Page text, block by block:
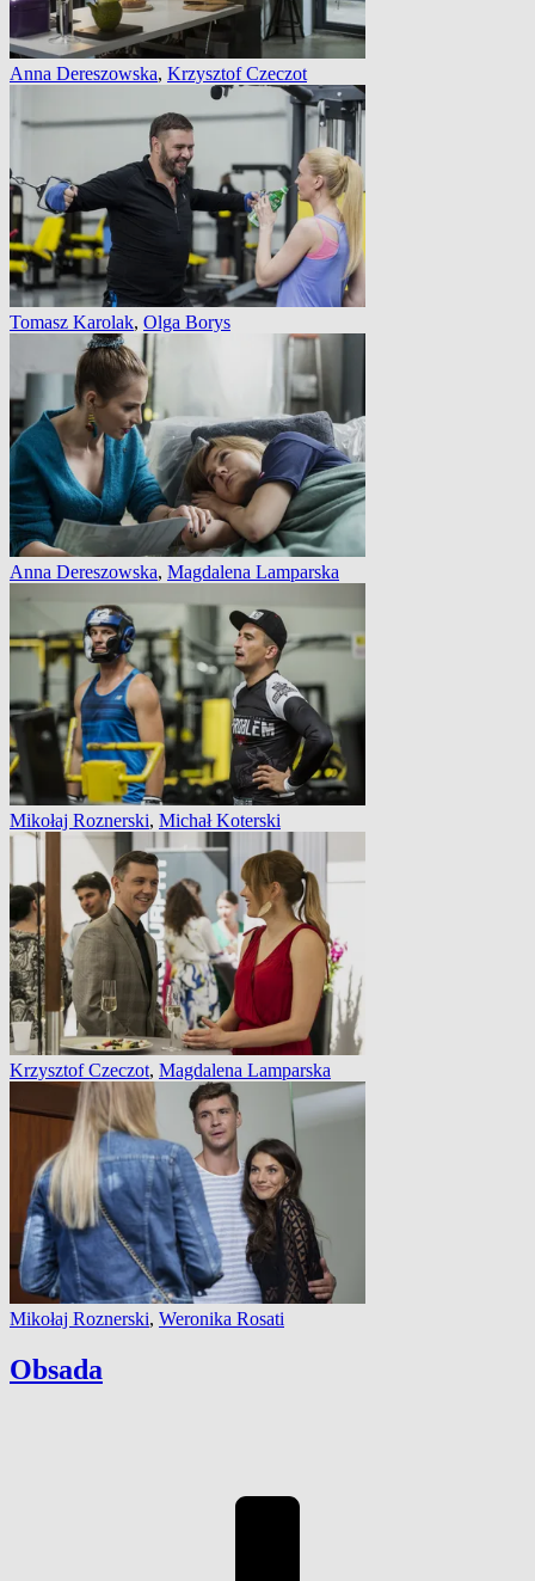
Anna Dereszowska, Krzysztof Czeczot
Tomasz Karolak, Olga Borys
Anna Dereszowska, Magdalena Lamparska
Mikołaj Roznerski, Michał Koterski
Krzysztof Czeczot, Magdalena Lamparska
Mikołaj Roznerski, Weronika Rosati
Obsada